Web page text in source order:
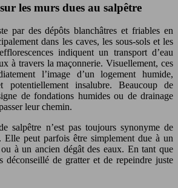
les murs dues au salpêtre
par des dépôts blanchâtres et friables en
dans les caves, les sous-sols et les
indiquent un transport d’eau
à travers la maçonnerie. Visuellement, ces
l’image d’un logement humide,
insalubre. Beaucoup de
de fondations humides ou de drainage
leur chemin.
salpêtre n’est pas toujours synonyme de
Elle peut parfois être simplement due à un
à un ancien dégât des eaux. En tant que
déconseillé de gratter et de repeindre juste